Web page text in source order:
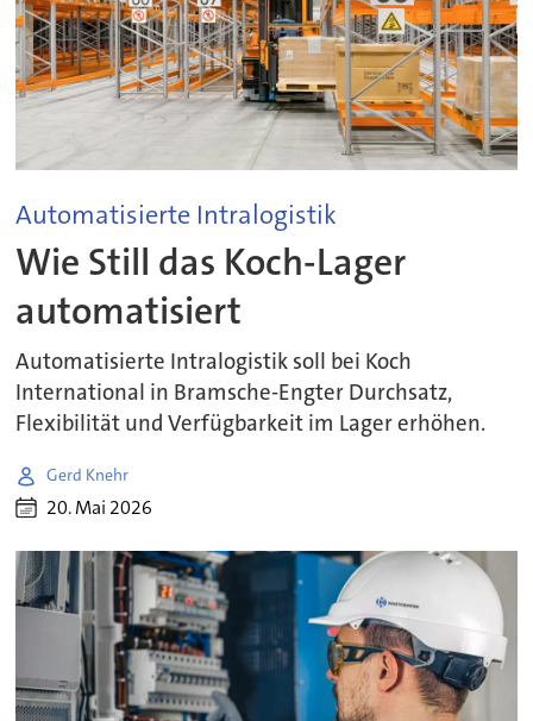
Automatisierte Intralogistik
Wie Still das Koch-Lager
automatisiert
Automatisierte Intralogistik soll bei Koch
International in Bramsche-Engter Durchsatz,
Flexibilität und Verfügbarkeit im Lager erhöhen.
Gerd Knehr
20. Mai 2026